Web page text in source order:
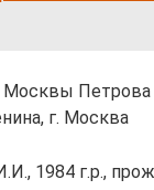
г. Москва
1984 г.р.,